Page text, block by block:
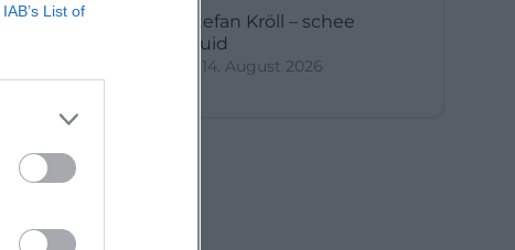
IAB’s List of
Stefan Kröll – schee
wuid
14. August 2026